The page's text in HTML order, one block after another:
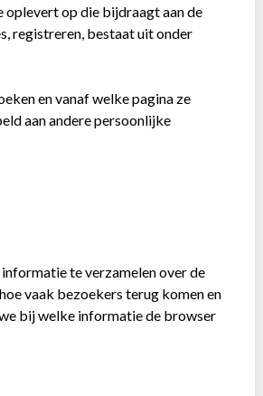
op die bijdraagt aan de
registreren, bestaat uit onder
en vanaf welke pagina ze
aan andere persoonlijke
te verzamelen over de
vaak bezoekers terug komen en
bij welke informatie de browser